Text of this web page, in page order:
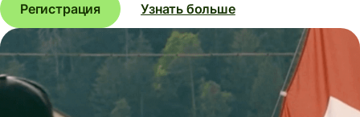
Регистрация
Узнать больше